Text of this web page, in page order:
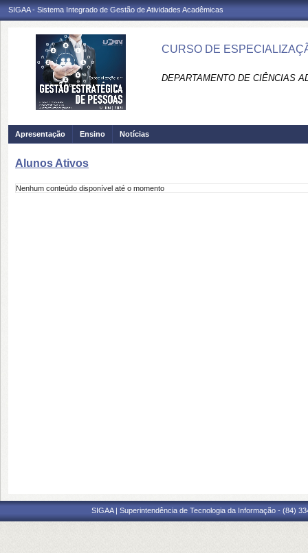
SIGAA - Sistema Integrado de Gestão de Atividades Acadêmicas
CURSO DE
DEPARTAMENTO DE CIÊNCIAS
Apresentação Ensino Notícias
Alunos Ativos
Nenhum conteúdo disponível até o momento
SIGAA | Superintendência de Tecnologia da Informação - (84)